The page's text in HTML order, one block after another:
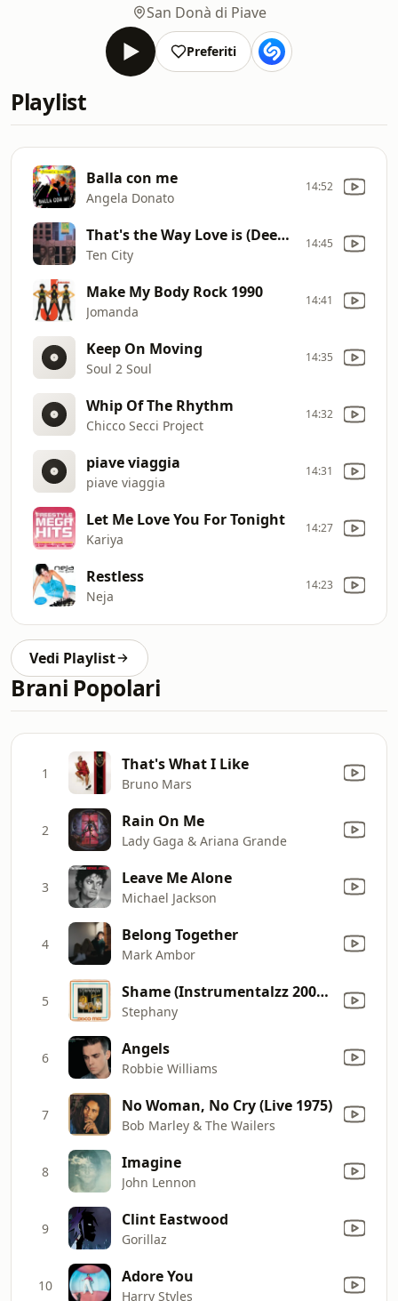
San Donà di Piave
Preferiti
Playlist
Balla con me
Angela Donato
14:52
That's the Way Love is (Deep House Mix)
Ten City
14:45
Make My Body Rock 1990
Jomanda
14:41
Keep On Moving
Soul 2 Soul
14:35
Whip Of The Rhythm
Chicco Secci Project
14:32
piave viaggia
piave viaggia
14:31
Let Me Love You For Tonight
Kariya
14:27
Restless
Neja
14:23
Vedi Playlist
Brani Popolari
1 That's What I Like
Bruno Mars
2 Rain On Me
Lady Gaga & Ariana Grande
3 Leave Me Alone
Michael Jackson
4 Belong Together
Mark Ambor
5 Shame (Instrumentalzz 20002)
Stephany
6 Angels
Robbie Williams
7 No Woman, No Cry (Live 1975)
Bob Marley & The Wailers
8 Imagine
John Lennon
9 Clint Eastwood
Gorillaz
10 Adore You
Harry Styles